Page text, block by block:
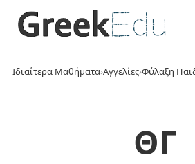
Ιδιαίτερα Μαθήματα›Αγγελίες›Φύλαξη
ΘΓ